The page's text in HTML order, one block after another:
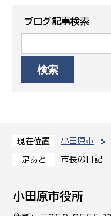
現在位置 小田原市
足あと 市長の日記
ブログ記事検索
小田原市役所